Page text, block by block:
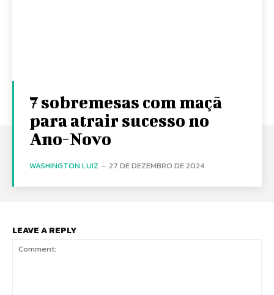
7 sobremesas com maçã
para atrair sucesso no
Ano-Novo
WASHINGTON LUIZ - 27 DE DEZEMBRO DE 2024
LEAVE A REPLY